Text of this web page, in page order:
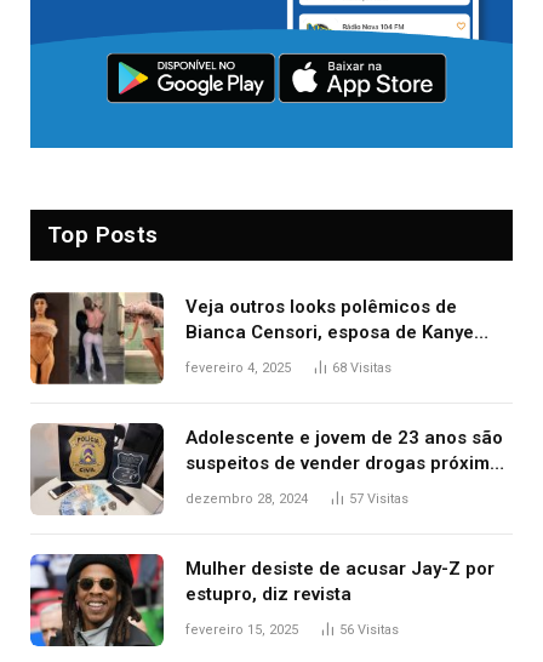
Top Posts
Veja outros looks polêmicos de
Bianca Censori, esposa de Kanye
West que apareceu nua no Grammy
fevereiro 4, 2025 68 Visitas
Adolescente e jovem de 23 anos são
suspeitos de vender drogas próximo
de delegacia e escola, diz polícia
dezembro 28, 2024 57 Visitas
Mulher desiste de acusar Jay-Z por
estupro, diz revista
fevereiro 15, 2025 56 Visitas